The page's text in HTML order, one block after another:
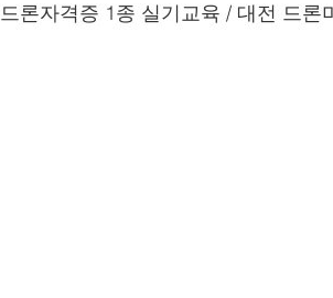
드론자격증 1종 실기교육 / 대전 드론